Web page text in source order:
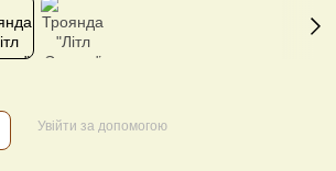
Увійти за допомогою